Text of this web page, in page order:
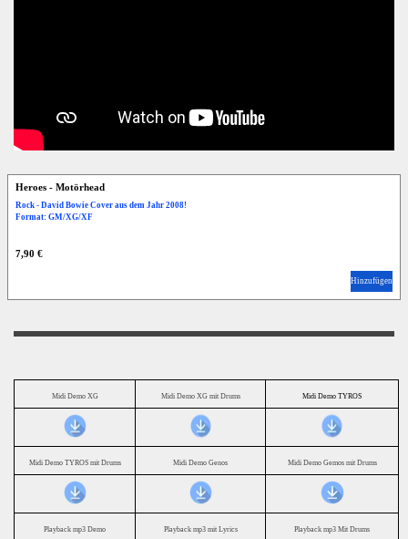
Heroes - Motörhead
Rock - David Bowie Cover aus dem Jahr 2008!
Format: GM/XG/XF
7,90 €
Hinzufügen
Midi Demo XG Midi Demo XG mit Drums Midi Demo TYROS
Midi Demo TYROS mit Drums Midi Demo Genos Midi Demo Gemos mit Drums
Playback mp3 Demo Playback mp3 mit Lyrics Playback mp3 Mit Drums